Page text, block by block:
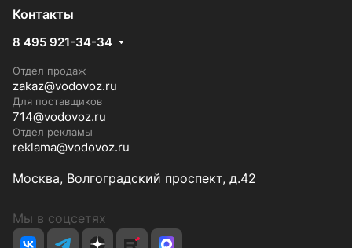
Контакты
8 495 921-34-34
Отдел продаж
zakaz@vodovoz.ru
Для поставщиков
714@vodovoz.ru
Отдел рекламы
reklama@vodovoz.ru
Москва, Волгоградский проспект, д.42
Мы в соцсетях